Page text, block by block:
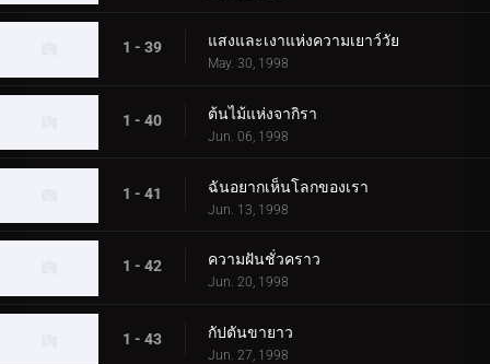
1 - 39 แสงและเงาแห่งความเยาว์วัย
May. 30, 1998
1 - 40 ต้นไม้แห่งจากิรา
Jun. 06, 1998
1 - 41 ฉันอยากเห็นโลกของเรา
Jun. 13, 1998
1 - 42 ความฝันชั่วคราว
Jun. 20, 1998
1 - 43 กัปตันขายาว
Jun. 27, 1998